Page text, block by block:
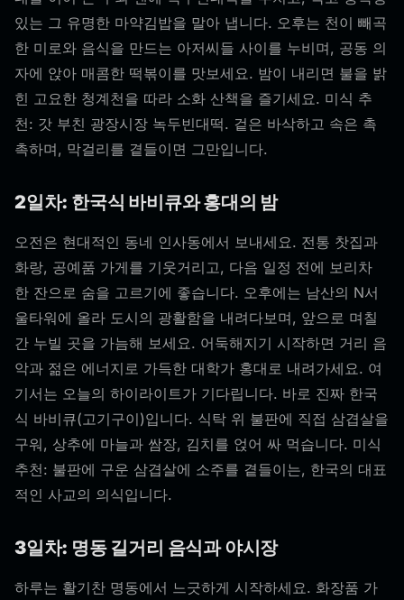
있는 그 유명한 마약김밥을 말아 냅니다. 오후는 천이 빼곡
한 미로와 음식을 만드는 아저씨들 사이를 누비며, 공동 의
자에 앉아 매콤한 떡볶이를 맛보세요. 밤이 내리면 불을 밝
힌 고요한 청계천을 따라 소화 산책을 즐기세요. 미식 추
천: 갓 부친 광장시장 녹두빈대떡. 겉은 바삭하고 속은 촉
촉하며, 막걸리를 곁들이면 그만입니다.
2일차: 한국식 바비큐와 홍대의 밤
오전은 현대적인 동네 인사동에서 보내세요. 전통 찻집과
화랑, 공예품 가게를 기웃거리고, 다음 일정 전에 보리차
한 잔으로 숨을 고르기에 좋습니다. 오후에는 남산의 N서
울타워에 올라 도시의 광활함을 내려다보며, 앞으로 며칠
간 누빌 곳을 가늠해 보세요. 어둑해지기 시작하면 거리 음
악과 젊은 에너지로 가득한 대학가 홍대로 내려가세요. 여
기서는 오늘의 하이라이트가 기다립니다. 바로 진짜 한국
식 바비큐(고기구이)입니다. 식탁 위 불판에 직접 삼겹살을
구워, 상추에 마늘과 쌈장, 김치를 얹어 싸 먹습니다. 미식
추천: 불판에 구운 삼겹살에 소주를 곁들이는, 한국의 대표
적인 사교의 의식입니다.
3일차: 명동 길거리 음식과 야시장
하루는 활기찬 명동에서 느긋하게 시작하세요. 화장품 가